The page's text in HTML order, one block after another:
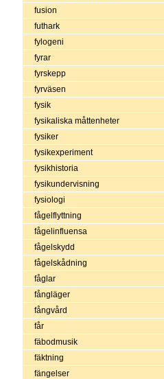
fusion
futhark
fylogeni
fyrar
fyrskepp
fyrväsen
fysik
fysikaliska måttenheter
fysiker
fysikexperiment
fysikhistoria
fysikundervisning
fysiologi
fågelflyttning
fågelinfluensa
fågelskydd
fågelskådning
fåglar
fångläger
fångvård
får
fäbodmusik
fäktning
fängelser